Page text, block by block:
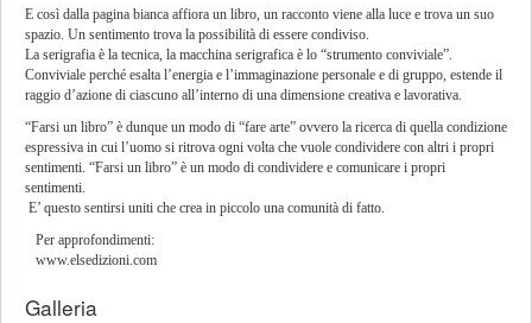
E così dalla pagina bianca affiora un libro, un racconto viene alla luce e trova un suo
spazio. Un sentimento trova la possibilità di essere condiviso.
La serigrafia è la tecnica, la macchina serigrafica è lo “strumento conviviale”.
Conviviale perché esalta l’energia e l’immaginazione personale e di gruppo, estende il
raggio d’azione di ciascuno all’interno di una dimensione creativa e lavorativa.
“Farsi un libro” è dunque un modo di “fare arte” ovvero la ricerca di quella condizione
espressiva in cui l’uomo si ritrova ogni volta che vuole condividere con altri i propri
sentimenti. “Farsi un libro” è un modo di condividere e comunicare i propri
sentimenti.
E’ questo sentirsi uniti che crea in piccolo una comunità di fatto.
Per approfondimenti:
www.elsedizioni.com
Galleria